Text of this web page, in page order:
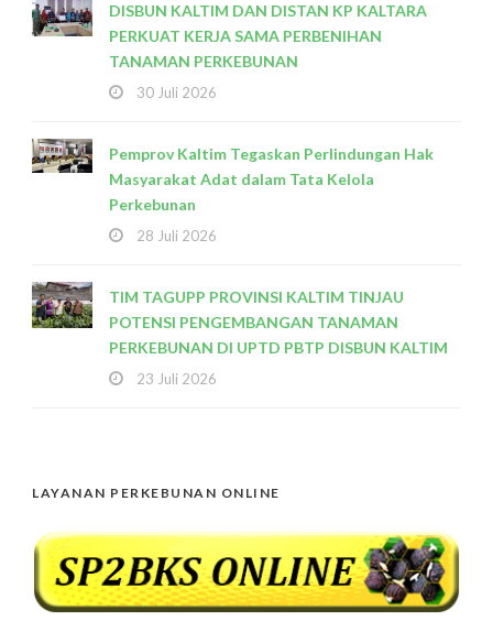
DISBUN KALTIM DAN DISTAN KP KALTARA
PERKUAT KERJA SAMA PERBENIHAN
TANAMAN PERKEBUNAN
30 Juli 2026
Pemprov Kaltim Tegaskan Perlindungan Hak
Masyarakat Adat dalam Tata Kelola
Perkebunan
28 Juli 2026
TIM TAGUPP PROVINSI KALTIM TINJAU
POTENSI PENGEMBANGAN TANAMAN
PERKEBUNAN DI UPTD PBTP DISBUN KALTIM
23 Juli 2026
LAYANAN PERKEBUNAN ONLINE